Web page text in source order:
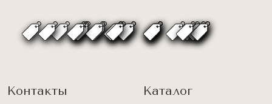
Контакты Каталог